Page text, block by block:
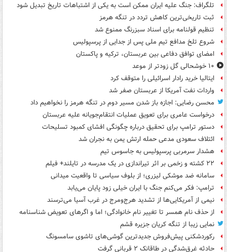
تلگراف: جنگ علیه ایران ممکن است به یکی از اشتباهات تاریخ تبدیل شود
ثبت تاریخی‌ترین کاهش تردد در تنگه هرمز
تنظیم قولنامه برای اسناد سبزرنگ ممنوع شد
شروع تلخ مدافع تیم ملی پس از جدایی از پرسپولیس
امضای توافق دفاعی بین عربستان، ترکیه و پاکستان
۱۰ خوشحالی گل زودتر از موعد
ایتالیا خرید رادار اسرائیلی را متوقف کرد
واردات نفت آمریکا از عربستان صفر شد
محسن رضایی: اجازه باز شدن مسیر دوم در تنگه هرمز را نخواهیم داد
درخواست عامری برای تعویق عملیات انتقام‌جویانه علیه عربستان
دستور ترامپ برای تحقیق درباره چگونگی افشای کمبود تسلیحات
ائتلاف سعودی مدعی حمله ارتش یمن به نجران شد
هشدار سرمربی پرسپولیس به جاسوس تیم
۲۲ کشته و زخمی بر اثر تیراندازی در یک مدرسه در تایلند+ فیلم
سامانه ضد موشکی لیزری؛ از بلوف سیاسی تا واقعیت میدانی
ترامپ: فکر می‌کنم جنگ با ایران خیلی زود پایان می‌یابد
نیمی از آمریکایی‌ها از تشدید هرج‌ومرج در غرب آسیا می‌ترسند
از حذف نام همسر تا تغییر نام خانوادگی؛ اما و اگرهای تعویض شناسنامه
نمایی زیبا از تنگه کریان جزیره قشم
رکوردشکنی پیش‌فروش جدیدترین گوشی‌های تاشوی سامسونگ
حادثه غرق‌شدگی در طاقانک ۲ قربانی گرفت